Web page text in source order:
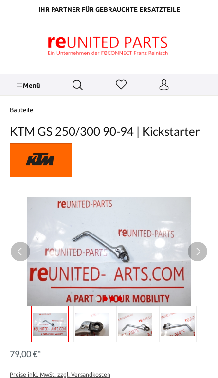
springenIHR PARTNER FÜR GEBRAUCHTE ERSATZTEILE
Menü
Bauteile
KTM GS 250/300 90-94 | Kickstarter
79,00 €*
Preise inkl. MwSt. zzgl. Versandkosten